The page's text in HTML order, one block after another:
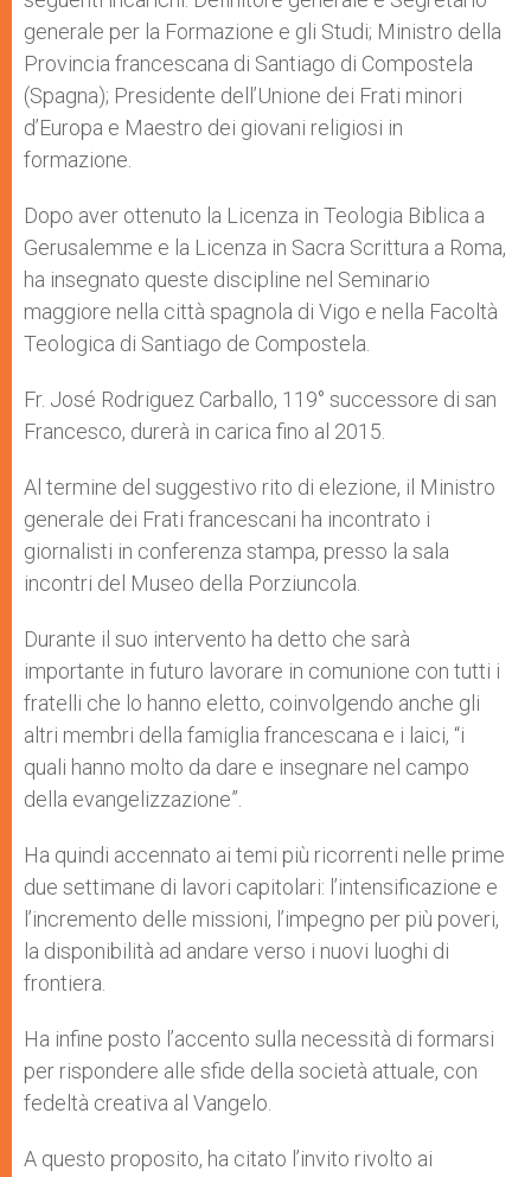
generale per la Formazione e gli Studi; Ministro della
Provincia francescana di Santiago di Compostela
(Spagna); Presidente dell’Unione dei Frati minori
d’Europa e Maestro dei giovani religiosi in
formazione.
Dopo aver ottenuto la Licenza in Teologia Biblica a
Gerusalemme e la Licenza in Sacra Scrittura a Roma,
ha insegnato queste discipline nel Seminario
maggiore nella città spagnola di Vigo e nella Facoltà
Teologica di Santiago de Compostela.
Fr. José Rodriguez Carballo, 119° successore di san
Francesco, durerà in carica fino al 2015.
Al termine del suggestivo rito di elezione, il Ministro
generale dei Frati francescani ha incontrato i
giornalisti in conferenza stampa, presso la sala
incontri del Museo della Porziuncola.
Durante il suo intervento ha detto che sarà
importante in futuro lavorare in comunione con tutti i
fratelli che lo hanno eletto, coinvolgendo anche gli
altri membri della famiglia francescana e i laici, “i
quali hanno molto da dare e insegnare nel campo
della evangelizzazione”.
Ha quindi accennato ai temi più ricorrenti nelle prime
due settimane di lavori capitolari: l’intensificazione e
l’incremento delle missioni, l’impegno per più poveri,
la disponibilità ad andare verso i nuovi luoghi di
frontiera.
Ha infine posto l’accento sulla necessità di formarsi
per rispondere alle sfide della società attuale, con
fedeltà creativa al Vangelo.
A questo proposito, ha citato l’invito rivolto ai